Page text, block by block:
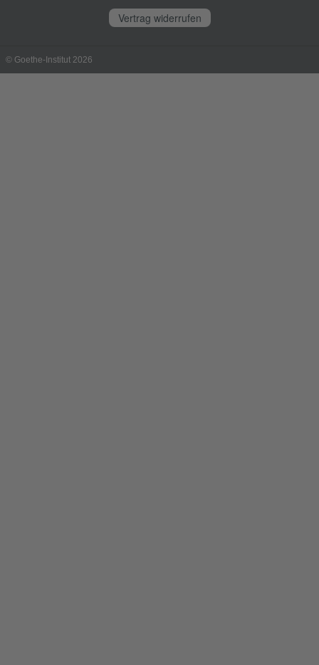
Vertrag widerrufen
© Goethe-Institut 2026